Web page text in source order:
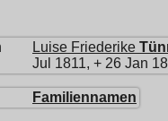
Luise Friederike
Jul 1811, + 26 Jan
Familiennamen